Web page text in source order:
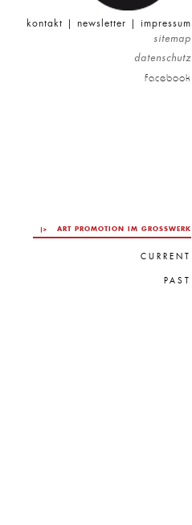
kontakt | newsletter | impressum
sitemap
datenschutz
facebook
ART PROMOTION IM GROSSWERK
CURRENT
PAST